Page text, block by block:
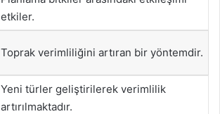
etkiler.
Toprak verimliliğini artıran bir yöntemdir.
Yeni türler geliştirilerek verimlilik
artırılmaktadır.